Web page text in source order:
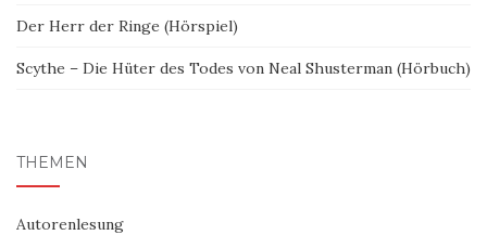
Der Herr der Ringe (Hörspiel)
Scythe – Die Hüter des Todes von Neal Shusterman (Hörbuch)
THEMEN
Autorenlesung